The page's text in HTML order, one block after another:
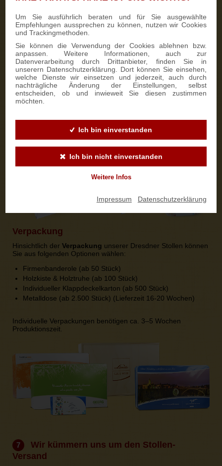
Um Sie ausführlich beraten und für Sie ausgewählte
Empfehlungen aussprechen zu können, nutzen wir Cookies
und Trackingmethoden.
Sie können die Verwendung der Cookies ablehnen bzw.
anpassen. Weitere Informationen, auch zur
Datenverarbeitung durch Drittanbieter, finden Sie in
unserern Datenschutzerklärung. Dort können Sie einsehen,
welche Dienste wir einsetzen und jederzeit, auch durch
nachträgliche Änderung der Einstellungen, selbst
entscheiden, ob und inwieweit Sie diesen zustimmen
möchten.
Ich bin einverstanden
Ich bin nicht einverstanden
Weitere Infos
Impressum Datenschutzerklärung
5 Kontaktaufnahme
Wir kontaktieren Sie persönlich.
6
Personalisierung auswählen
Stollenbanderole
An derStollenbanderole
können wir ab 50 Stück auf Wunsch
eine individuelle Gestaltung in Ihrem Firmendesign
Verpackung
Hinsichtlich der Verpackung unserer Dresdner Stollen können
Sie aus folgenden Optionen wählen:
Firmenbanderole (ab 50 Stück)
Holzkiste & Holztruhe (ab 100 Stück)
Individueller Klappdeckelkarton (ab 500 Stück)
Metalldose (ab 2.500 Stück) (Lieferzeit 16-20 Wochen)
Individuelle Verpackungen benötigen ca. 3–5 Wochen
Produktionszeit.
7
Wir kümmern uns um den Stollen-
Versand